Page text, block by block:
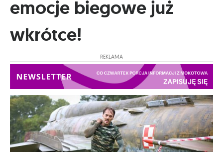
emocje biegowe już
wkrótce!
REKLAMA